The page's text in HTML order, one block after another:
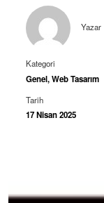
Yazar
Kategori
Genel,Web Tasarım
Tarih
17 Nisan 2025